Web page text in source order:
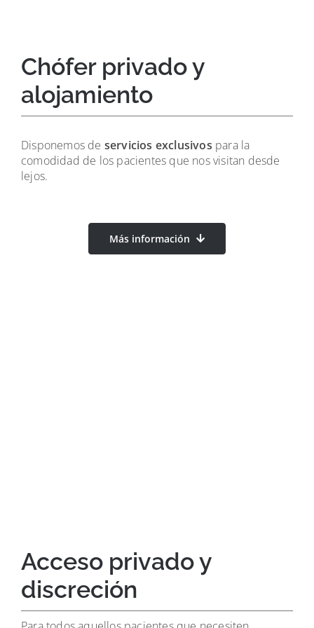
Chófer privado y
alojamiento
Disponemos de servicios exclusivos para la
comodidad de los pacientes que nos visitan desde
lejos.
Más información
Acceso privado y
discreción